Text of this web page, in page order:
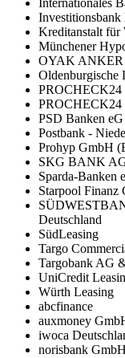
Internationales
Investitionsbank
Kreditanstalt für
Münchener
OYAK ANKER
Oldenburgische
PROCHECK24
PROCHECK24
PSD Banken eG
Postbank -
Prohyp GmbH
SKG BANK
Sparda-Banken
Starpool Finanz
Deutschland
SüdLeasing
Targo
Targobank AG
UniCredit
Würth Leasing
abcfinance
auxmoney
iwoca
norisbank GmbH